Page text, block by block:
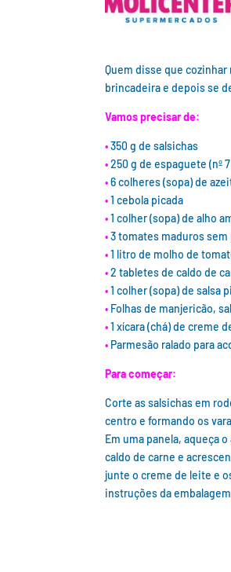
Quem disse que
brincadeira e depois se
Vamos precisar de:
•350 g de salsichas
•250 g de espaguete (nº
•6 colheres (sopa) de
•1 cebola picada
•1 colher (sopa) de alho
•3 tomates maduros
•1 litro de molho de
•2 tabletes de caldo de
•1 colher (sopa) de salsa
• Folhas de manjericão,
•1 xícara (chá) de creme
• Parmesão ralado para
Para começar:
Corte as salsichas em
centro e formando os
Em uma panela, aqueça
caldo de carne e
junte o creme de leite e
instruções da